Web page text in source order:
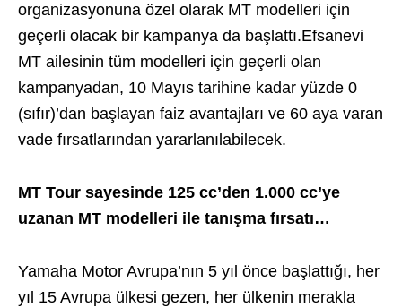
organizasyonuna özel olarak MT modelleri için
geçerli olacak bir kampanya da başlattı.Efsanevi
MT ailesinin tüm modelleri için geçerli olan
kampanyadan, 10 Mayıs tarihine kadar yüzde 0
(sıfır)’dan başlayan faiz avantajları ve 60 aya varan
vade fırsatlarından yararlanılabilecek.
MT Tour sayesinde 125 cc’den 1.000 cc’ye
uzanan MT modelleri ile tanışma fırsatı…
Yamaha Motor Avrupa’nın 5 yıl önce başlattığı, her
yıl 15 Avrupa ülkesi gezen, her ülkenin merakla